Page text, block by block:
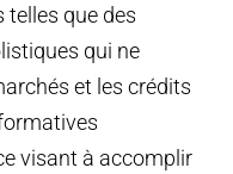
que des
qui ne
et les crédits
visant à accomplir